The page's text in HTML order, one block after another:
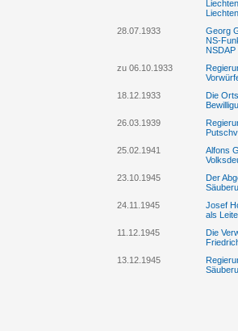
28.07.1933
Georg
NS-
NSDAP
zu 06.10.1933
18.12.1933
Die
26.03.1939
25.02.1941
Alfons
23.10.1945
Der
24.11.1945
Josef
als
11.12.1945
Die
13.12.1945